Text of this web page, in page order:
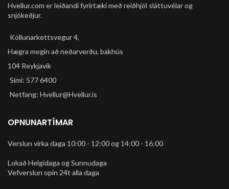
Hvellur.com er leiðandi fyrirtæki með reiðhjól sláttuvélar og
snjókeðjur.
Köllunarkettsvegur 4,
Hægra megin að neðarverðu, bakhús
104 Reykjavík
Sími: 577 6400
Netfang: Hvellur@Hvellur.is
OPNUNARTÍMAR
Verslun virka daga 10:00 - 12:00 og 14:00 - 16:00
Lokað Helgidaga og Sunnudaga
Vefverslun opin 24t alla daga